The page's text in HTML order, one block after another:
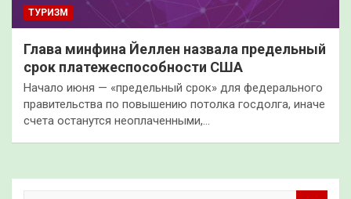
ТУРИЗМ
Глава минфина Йеллен назвала предельный
срок платежеспособности США
Начало июня — «предельный срок» для федерального
правительства по повышению потолка госдолга, иначе
счета останутся неоплаченными,…